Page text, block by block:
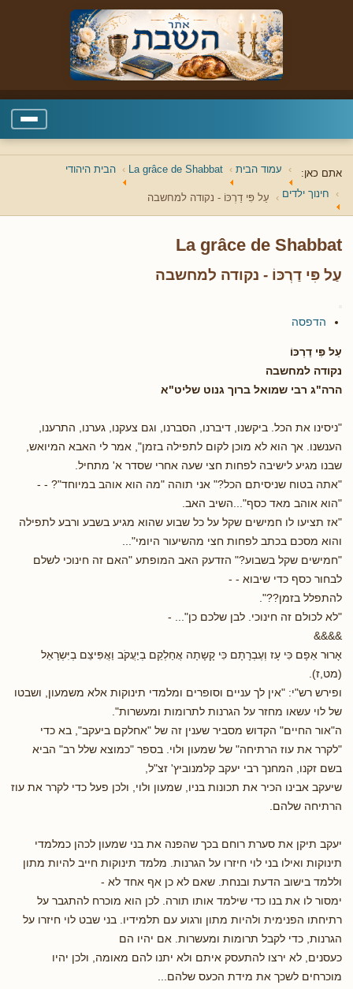
אתם כאן: עמוד הבית La grâce de Shabbat הבית היהודי
חינוך ילדים עַל פִּי דַרְכּוֹ - נקודה למחשבה
La grâce de Shabbat
עַל פִּי דַרְכּוֹ - נקודה למחשבה
הדפסה
עַל פִּי דַרְכּוֹ
נקודה למחשבה
הרה"ג רבי שמואל ברוך גנוט שליט"א
"ניסינו את הכל. ביקשנו, דיברנו, הסברנו, וגם צעקנו, גערנו, התרענו,
הענשנו. אך הוא לא מוכן לקום לתפילה בזמן", אמר לי האבא המיואש,
שבנו מגיע לישיבה לפחות חצי שעה אחרי שסדר א' מתחיל.
"אתה בטוח שניסיתם הכל?" אני תוהה "מה הוא אוהב במיוחד"? - -
"הוא אוהב מאד כסף"...השיב האב.
"אז תציעו לו חמישים שקל על כל שבוע שהוא מגיע בשבע ורבע לתפילה
והוא מסכם בכתב לפחות חצי מהשיעור היומי"...
"חמישים שקל בשבוע?" הזדעק האב המופתע "האם זה חינוכי לשלם
לבחור כסף כדי שיבוא - -
להתפלל בזמן??".
"לא לכולם זה חינוכי. לבן שלכם כן"... -
&&&&
אָרוּר אַפָם כִּּי עָז וְעֶבְרָתָם כִּּי קָשָתָה אֲחַלְקֵם בְיַעֲקֹב וַאֲפִּיצֵם בְיִּשְרָאֵל
(מט,ז).
ופירש רש"י: "אין לך עניים וסופרים ומלמדי תינוקות אלא משמעון, ושבטו
של לוי עשאו מחזר על הגרנות לתרומות ומעשרות".
ה"אור החיים" הקדוש מסביר שענין זה של "אחלקם ביעקב", בא כדי
"לקרר את עוז הרתיחה" של שמעון ולוי. בספר "כמוצא שלל רב" הביא
בשם זקנו, המחנך רבי יעקב קלמנוביץ' זצ"ל,
שיעקב אבינו הכיר את תכונות בניו, שמעון ולוי, ולכן פעל כדי לקרר את עוז
הרתיחה שלהם.
יעקב תיקן את סערת רוחם בכך שהפנה את בני שמעון לכהן כמלמדי
תינוקות ואילו בני לוי חיזרו על הגרנות. מלמד תינוקות חייב להיות מתון
וללמד בישוב הדעת ובנחת. שאם לא כן אף אחד לא -
ימסור לו את בנו כדי שילמד אותו תורה. לכן הוא מוכרח להתגבר על
רתיחתו הפנימית ולהיות מתון ורגוע עם תלמידיו. בני שבט לוי חיזרו על
הגרנות, כדי לקבל תרומות ומעשרות. אם יהיו הם
כעסנים, לא ירצו להתעסק איתם ולא יתנו להם מאומה, ולכן יהיו
מוכרחים לשכך את מידת הכעס שלהם...